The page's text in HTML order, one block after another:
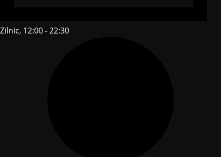
Zilnic, 12:00 - 22:30